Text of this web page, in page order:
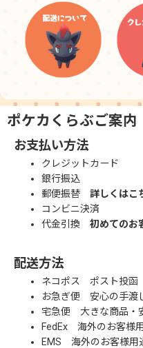
ポケカくらぶご案内
お支払い方法
クレジットカード
銀行振込
郵便振替 詳しくはこ
コンビニ決済
代金引換 初めてのお
配送方法
ネコポス ポスト投函
お急ぎ便 安心の手渡
宅急便 大きな商品・
FedEx 海外のお客様
EMS 海外のお客様用